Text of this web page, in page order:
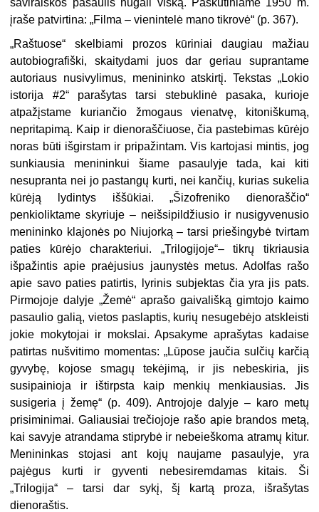
įraše patvirtina: „Filma – vienintelė mano tikrovė“ (p. 367).
„Raštuose“ skelbiami prozos kūriniai daugiau mažiau
autobiografiški, skaitydami juos dar geriau suprantame
autoriaus nusivylimus, menininko atskirtį. Tekstas „Lokio
istorija #2“ parašytas tarsi stebuklinė pasaka, kurioje
atpažįstame kuriančio žmogaus vienatvę, kitoniškumą,
nepritapimą. Kaip ir dienoraščiuose, čia pastebimas kūrėjo
noras būti išgirstam ir pripažintam. Vis kartojasi mintis, jog
sunkiausia menininkui šiame pasaulyje tada, kai kiti
nesupranta nei jo pastangų kurti, nei kančių, kurias sukelia
kūrėją lydintys iššūkiai. „Šizofreniko dienoraščio“
penkioliktame skyriuje – neišsipildžiusio ir nusigyvenusio
menininko klajonės po Niujorką – tarsi priešingybė tvirtam
paties kūrėjo charakteriui. „Trilogijoje“– tikrų tikriausia
išpažintis apie praėjusius jaunystės metus. Adolfas rašo
apie savo paties patirtis, lyrinis subjektas čia yra jis pats.
Pirmojoje dalyje „Žemė“ aprašo gaivališką gimtojo kaimo
pasaulio galią, vietos paslaptis, kurių nesugebėjo atskleisti
jokie mokytojai ir mokslai. Apsakyme aprašytas kadaise
patirtas nušvitimo momentas: „Lūpose jaučia sulčių karčią
gyvybę, kojose smagų tekėjimą, ir jis nebeskiria, jis
susipainioja ir ištirpsta kaip menkių menkiausias. Jis
susigeria į žemę“ (p. 409). Antrojoje dalyje – karo metų
prisiminimai. Galiausiai trečiojoje rašo apie brandos metą,
kai savyje atrandama stiprybė ir nebeieškoma atramų kitur.
Menininkas stojasi ant kojų naujame pasaulyje, yra
pajėgus kurti ir gyventi nebesiremdamas kitais. Ši
„Trilogija“ – tarsi dar sykį, šį kartą proza, išrašytas
dienoraštis.